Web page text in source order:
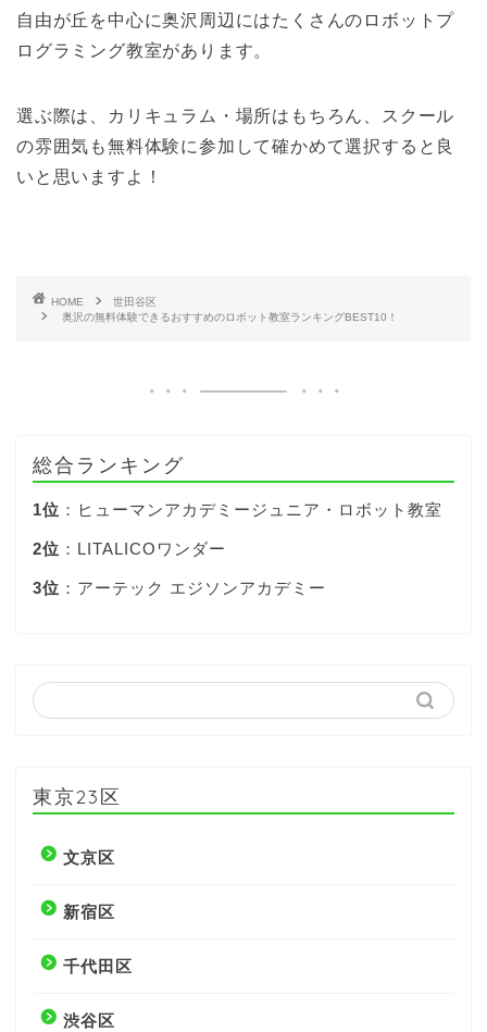
自由が丘を中心に奥沢周辺にはたくさんのロボットプ
ログラミング教室があります。
選ぶ際は、カリキュラム・場所はもちろん、スクール
の雰囲気も無料体験に参加して確かめて選択すると良
いと思いますよ！
HOME
世田谷区
奥沢の無料体験できるおすすめのロボット教室ランキングBEST10！
総合ランキング
1位 ：ヒューマンアカデミージュニア・ロボット教室
2位 ：LITALICOワンダー
3位 ：アーテック エジソンアカデミー
東京23区
文京区
新宿区
千代田区
渋谷区